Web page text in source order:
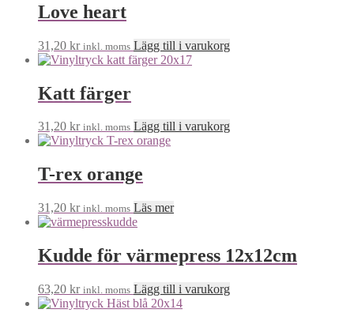
Love heart
31,20 kr inkl. moms Lägg till i varukorg
Katt färger
31,20 kr inkl. moms Lägg till i varukorg
T-rex orange
31,20 kr inkl. moms Läs mer
Kudde för värmepress 12x12cm
63,20 kr inkl. moms Lägg till i varukorg